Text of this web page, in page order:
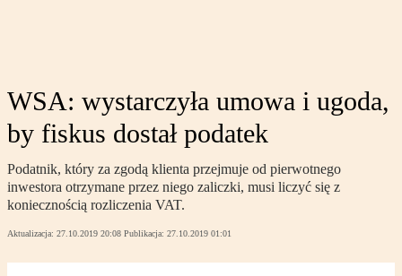
WSA: wystarczyła umowa i ugoda,
by fiskus dostał podatek
Podatnik, który za zgodą klienta przejmuje od pierwotnego
inwestora otrzymane przez niego zaliczki, musi liczyć się z
koniecznością rozliczenia VAT.
Aktualizacja: 27.10.2019 20:08 Publikacja: 27.10.2019 01:01